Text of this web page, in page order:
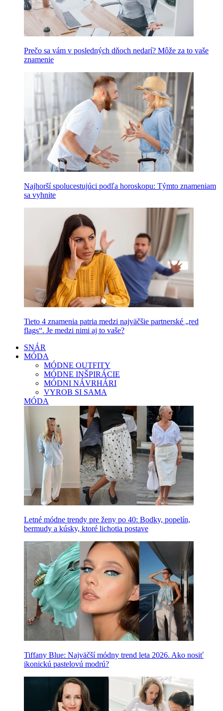
Prečo sa vám v posledných dňoch nedarí? Môže za to vaše
znamenie
Najhorší spolucestujúci podľa horoskopu: Týmto znameniam
sa vyhnite
Tieto 4 znamenia patria medzi najväčšie partnerské „red
flags“. Je medzi nimi aj to vaše?
SNÁR
MÓDA
MÓDNE OUTFITY
MÓDNE INŠPIRÁCIE
MÓDNI NÁVRHÁRI
VYROB SI SAMA
MÓDA
Letné módne trendy pre ženy po 40: Bodky, popelín,
bermudy a kúsky, ktoré lichotia postave
Tiffany Blue: Najväčší módny trend leta 2026. Ako nosiť
ikonickú pastelovú modrú?